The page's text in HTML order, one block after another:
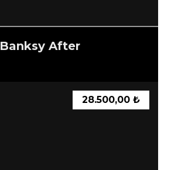
Banksy After
28.500,00 ₺